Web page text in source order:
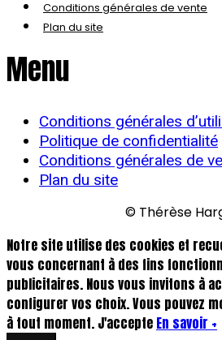
Conditions générales de vente
Plan du site
Menu
Conditions générales
Politique de confidentialité
Conditions générales de
Plan du site
© Thérèse
Notre site utilise des cookies et
vous concernant à des fins
publicitaires. Nous vous invitons à
configurer vos choix. Vous pouvez
à tout moment. J'accepte En savoir +